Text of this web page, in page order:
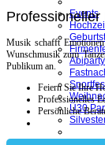
Events
Abiparty
Ü30
Musik schafft
Wunschmusik zum
Publikum an.
Feiern Sie Ihre
Professionelles
Persönliche